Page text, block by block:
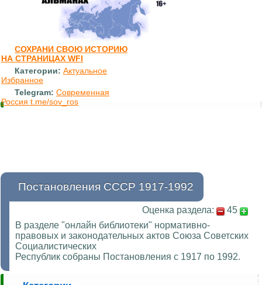
СОХРАНИ СВОЮ ИСТОРИЮ
НА СТРАНИЦАХ WFI
Категории: Актуальное
Избранное
Telegram: Современная
Россия t.me/sov_ros
Постановления СССР 1917-1992
Оценка раздела:
45
В разделе "онлайн библиотеки" нормативно-
правовых и законодательных актов Союза Советских
Социалистических
Республик собраны Постановления с 1917 по 1992.